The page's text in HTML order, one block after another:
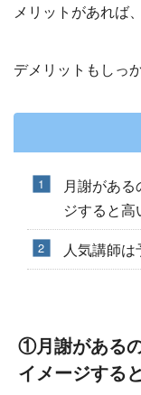
メリットがあれば
デメリットもしっ
月謝があ
ジすると高
人気講師
①月謝がある
イメージする